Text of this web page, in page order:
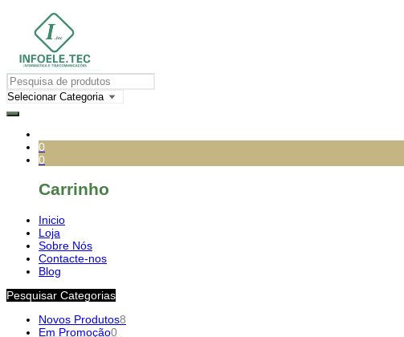
0
0
Carrinho
Inicio
Loja
Sobre Nós
Contacte-nos
Blog
Pesquisar Categorias
Novos Produtos8
Em Promoção0